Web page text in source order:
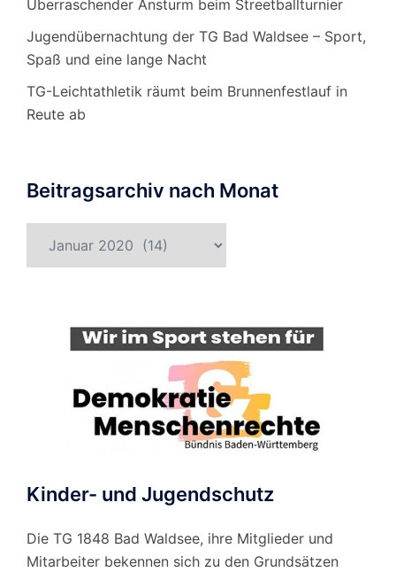
Überraschender Ansturm beim Streetballturnier
Jugendübernachtung der TG Bad Waldsee – Sport,
Spaß und eine lange Nacht
TG-Leichtathletik räumt beim Brunnenfestlauf in
Reute ab
Beitragsarchiv nach Monat
Kinder- und Jugendschutz
Die TG 1848 Bad Waldsee, ihre Mitglieder und
Mitarbeiter bekennen sich zu den Grundsätzen